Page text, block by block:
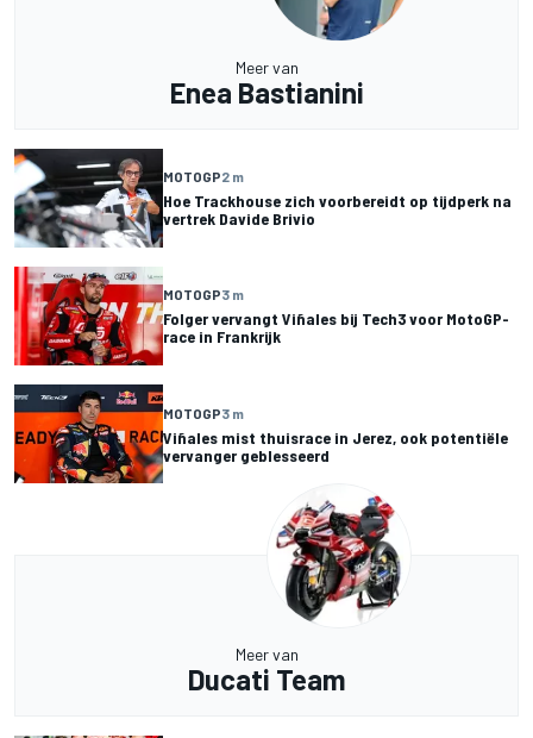
Meer van
Enea Bastianini
MOTOGP2 m
Hoe Trackhouse zich voorbereidt op tijdperk na
vertrek Davide Brivio
MOTOGP3 m
Folger vervangt Viñales bij Tech3 voor MotoGP-
race in Frankrijk
MOTOGP3 m
Viñales mist thuisrace in Jerez, ook potentiële
vervanger geblesseerd
Meer van
Ducati Team